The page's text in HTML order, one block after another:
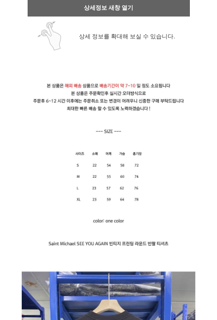
상세정보 새창 열기
상세 정보를 확대해 보실 수 있습니다.